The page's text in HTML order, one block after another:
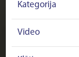
Kategorija
Video